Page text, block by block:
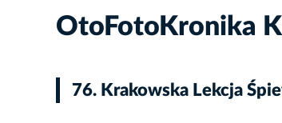
OtoFotoKronika
76. Krakowska Lekcja